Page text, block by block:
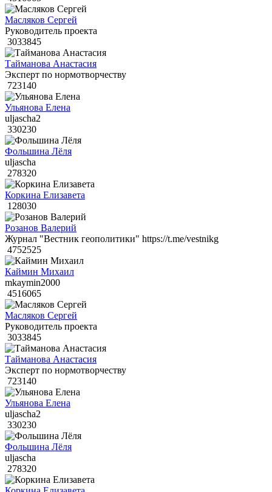
Масляков Сергей
Руководитель проекта
3033845
Тайманова Анастасия
Эксперт по нормотворчеству
723140
Ульянова Елена
uljascha2
330230
Фольшина Лёля
uljascha
278320
Коркина Елизавета
128030
Розанов Валерий
Журнал "Вестник геополитики" https://t.me/vestnikg
4752525
Каймин Михаил
mkaymin2000
4516065
Масляков Сергей
Руководитель проекта
3033845
Тайманова Анастасия
Эксперт по нормотворчеству
723140
Ульянова Елена
uljascha2
330230
Фольшина Лёля
uljascha
278320